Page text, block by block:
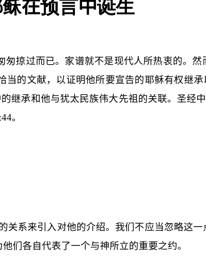
在预言中诞生
掠过而已。家谱就不是现代人所热衷的。
的文献，以证明他所要宣告的耶稣有权继
继承和他与犹太民族伟大先祖的关联。圣经
。
系来引入对他的介绍。我们不应当忽略这
们各自代表了一个与神所立的重要之约。